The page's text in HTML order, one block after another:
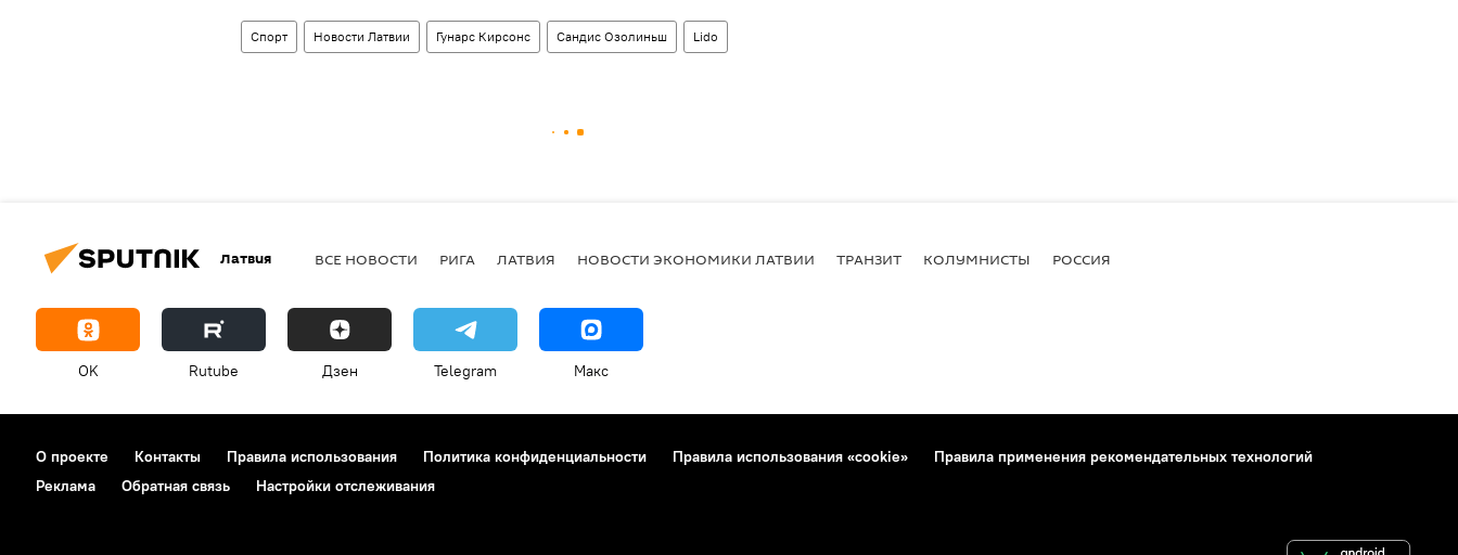
Спорт Новости Латвии Гунарс Кирсонс Сандис Озолиньш Lido
Латвия ВСЕ НОВОСТИ РИГА ЛАТВИЯ НОВОСТИ ЭКОНОМИКИ ЛАТВИИ ТРАНЗИТ КОЛУМНИСТЫ РОССИЯ
OK Rutube Дзен Telegram Макс
О проекте Контакты Правила использования Политика конфиденциальности Правила использования «cookie»
Правила применения рекомендательных технологий
Реклама
Обратная связь Настройки отслеживания